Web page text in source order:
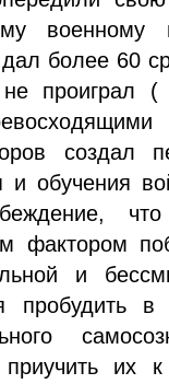
военному
более 60
проиграл (
создал
и обучения
что
фактором
и
пробудить в
их